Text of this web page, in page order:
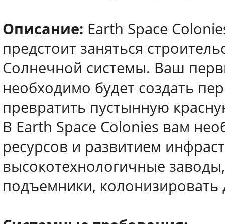
Описание: Earth Space
предстоит заняться
Солнечной системы. Ваш
необходимо будет создать
превратить пустынную
В Earth Space Colonies вам
ресурсов и развитием
высокотехнологичные
подъемники,